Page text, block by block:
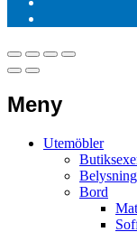
Meny
Utemöbler
Belysning
Bord